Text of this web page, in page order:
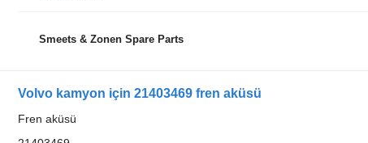
Smeets & Zonen Spare Parts
Volvo kamyon için 21403469 fren aküsü
Fren aküsü